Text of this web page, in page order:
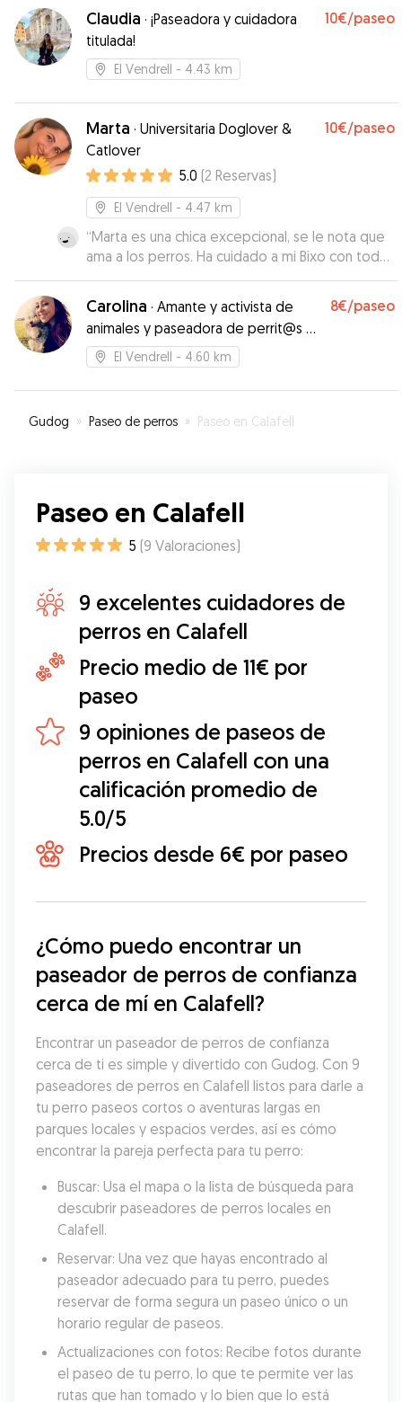
Claudia · ¡Paseadora y cuidadora
titulada!
10€/paseo
El Vendrell - 4.43 km
Marta · Universitaria Doglover &
Catlover
10€/paseo
5.0 (2 Reservas)
El Vendrell - 4.47 km
“Marta es una chica excepcional, se le nota que
ama a los perros. Ha cuidado a mi Bixo con todo
el cariño, nos ha mantenido informados de como
estaba en cada momento. La recomiendo
muchísimo. REPETIREMOS SEGURO
Carolina · Amante y activista de
animales y paseadora de perrit@s ♥ !
BCN, Cornella y Alrededores!
8€/paseo
El Vendrell - 4.60 km
Gudog » Paseo de perros » Paseo en Calafell
Paseo en Calafell
5 (9 Valoraciones)
9 excelentes cuidadores de
perros en Calafell
Precio medio de 11€ por
paseo
9 opiniones de paseos de
perros en Calafell con una
calificación promedio de
5.0/5
Precios desde 6€ por paseo
¿Cómo puedo encontrar un
paseador de perros de confianza
cerca de mí en Calafell?
Encontrar un paseador de perros de confianza
cerca de ti es simple y divertido con Gudog. Con 9
paseadores de perros en Calafell listos para darle a
tu perro paseos cortos o aventuras largas en
parques locales y espacios verdes, así es cómo
encontrar la pareja perfecta para tu perro:
Buscar: Usa el mapa o la lista de búsqueda para
descubrir paseadores de perros locales en
Calafell.
Reservar: Una vez que hayas encontrado al
paseador adecuado para tu perro, puedes
reservar de forma segura un paseo único o un
horario regular de paseos.
Actualizaciones con fotos: Recibe fotos durante
el paseo de tu perro, lo que te permite ver las
rutas que han tomado y lo bien que lo está